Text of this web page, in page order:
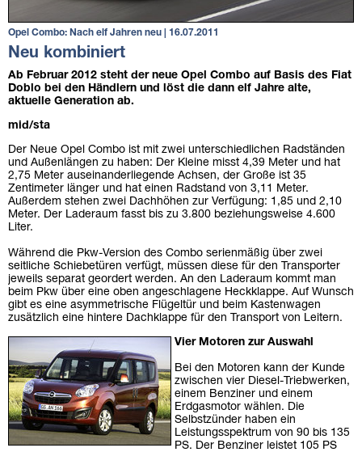
Opel Combo: Nach elf Jahren neu | 16.07.2011
Neu kombiniert
Ab Februar 2012 steht der neue Opel Combo auf Basis des Fiat
Doblo bei den Händlern und löst die dann elf Jahre alte,
aktuelle Generation ab.
mid/sta
Der Neue Opel Combo ist mit zwei unterschiedlichen Radständen
und Außenlängen zu haben: Der Kleine misst 4,39 Meter und hat
2,75 Meter auseinanderliegende Achsen, der Große ist 35
Zentimeter länger und hat einen Radstand von 3,11 Meter.
Außerdem stehen zwei Dachhöhen zur Verfügung: 1,85 und 2,10
Meter. Der Laderaum fasst bis zu 3.800 beziehungsweise 4.600
Liter.
Während die Pkw-Version des Combo serienmäßig über zwei
seitliche Schiebetüren verfügt, müssen diese für den Transporter
jeweils separat geordert werden. An den Laderaum kommt man
beim Pkw über eine oben angeschlagene Heckklappe. Auf Wunsch
gibt es eine asymmetrische Flügeltür und beim Kastenwagen
zusätzlich eine hintere Dachklappe für den Transport von Leitern.
Vier Motoren zur Auswahl
Bei den Motoren kann der Kunde
zwischen vier Diesel-Triebwerken,
einem Benziner und einem
Erdgasmotor wählen. Die
Selbstzünder haben ein
Leistungsspektrum von 90 bis 135
PS. Der Benziner leistet 105 PS